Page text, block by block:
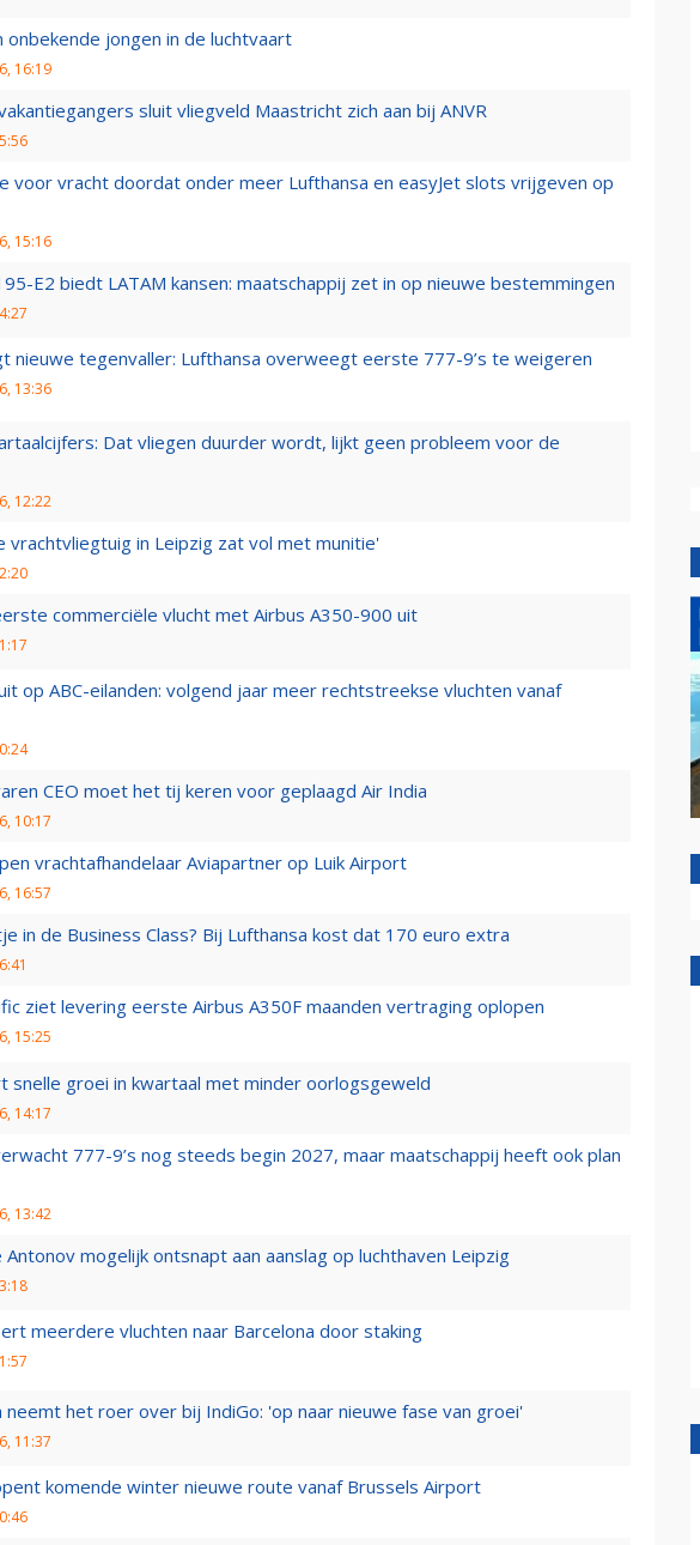
onbekende jongen in de luchtvaart
16:19
sluit vliegveld Maastricht zich aan bij ANVR
voor vracht doordat onder meer Lufthansa en easyJet slots vrijgeven op
15:16
E2 biedt LATAM kansen: maatschappij zet in op nieuwe bestemmingen
nieuwe tegenvaller: Lufthansa overweegt eerste 777-9’s te weigeren
13:36
Dat vliegen duurder wordt, lijkt geen probleem voor de
12:22
vrachtvliegtuig in Leipzig zat vol met munitie'
commerciële vlucht met Airbus A350-900 uit
op ABC-eilanden: volgend jaar meer rechtstreekse vluchten vanaf
CEO moet het tij keren voor geplaagd Air India
10:17
vrachtafhandelaar Aviapartner op Luik Airport
16:57
in de Business Class? Bij Lufthansa kost dat 170 euro extra
ziet levering eerste Airbus A350F maanden vertraging oplopen
15:25
snelle groei in kwartaal met minder oorlogsgeweld
14:17
777-9’s nog steeds begin 2027, maar maatschappij heeft ook plan
13:42
mogelijk ontsnapt aan aanslag op luchthaven Leipzig
meerdere vluchten naar Barcelona door staking
neemt het roer over bij IndiGo: 'op naar nieuwe fase van groei'
11:37
komende winter nieuwe route vanaf Brussels Airport